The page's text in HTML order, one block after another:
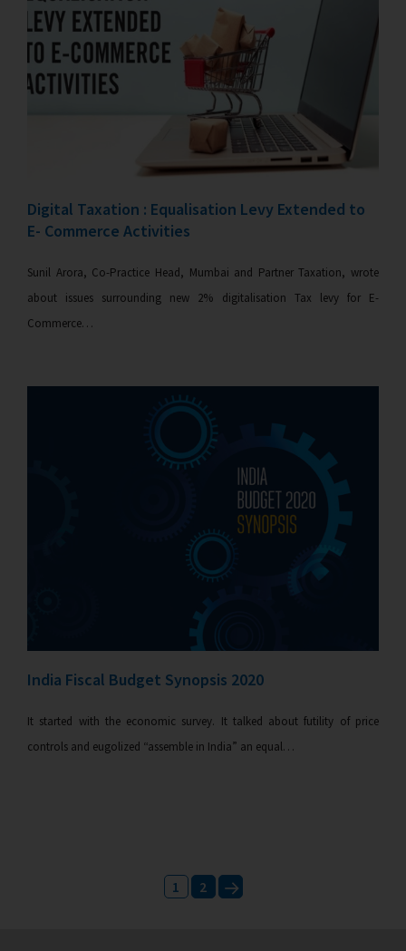
Digital Taxation : Equalisation Levy Extended to
E- Commerce Activities
Sunil Arora, Co-Practice Head, Mumbai and Partner Taxation, wrote
about issues surrounding new 2% digitalisation Tax levy for E-
Commerce…
India Fiscal Budget Synopsis 2020
It started with the economic survey. It talked about futility of price
controls and eugolized “assemble in India” an equal…
1
2